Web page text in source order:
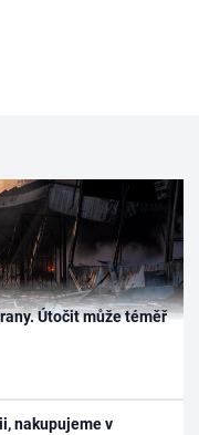
Útočit může téměř
nakupujeme v